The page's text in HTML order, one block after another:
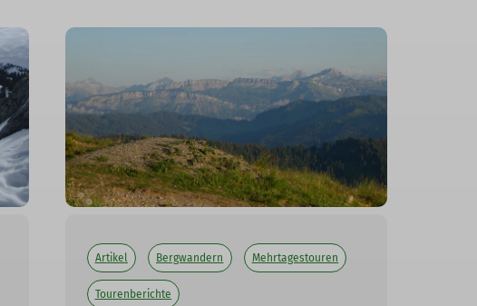
Artikel Bergwandern Mehrtagestouren
Tourenberichte